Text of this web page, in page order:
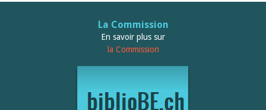
La Commission
En savoir plus sur
la Commission